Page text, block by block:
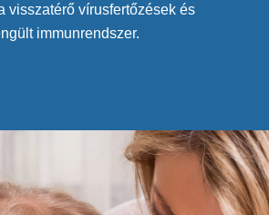
visszatérő vírusfertőzések és
immunrendszer.